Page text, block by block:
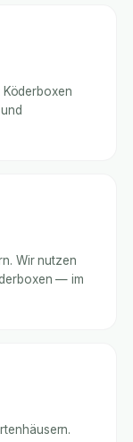
Köderboxen
Wir nutzen
— im